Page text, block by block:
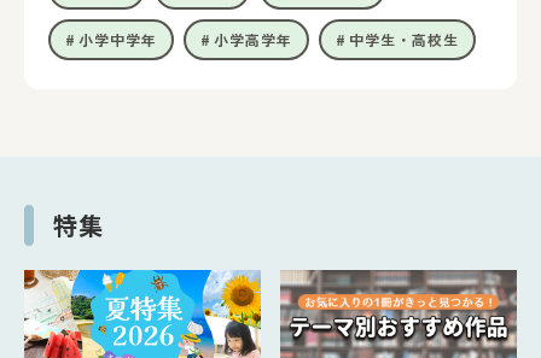
小学中学年 小学高学年 中学生・高校生
特集